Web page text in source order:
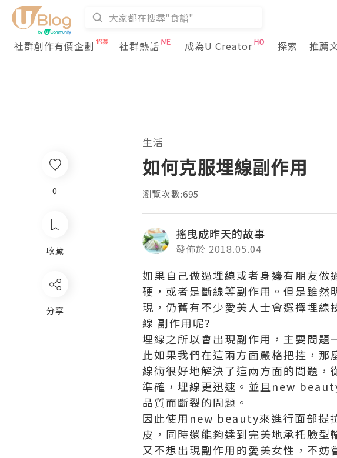
社群創作有價企劃 社群熱話 成為U Creator 探索 推薦
生活
如何克服埋線副作用
瀏覽次數:695
搖曳成昨天的故事
發佈於 2018.05.04
如果自己做過埋線或者身邊有朋友
硬，或者是斷線等副作用。但是雖
現，仍舊有不少愛美人士會選擇埋
線 副作用呢?
埋線之所以會出現副作用，主要問
此如果我們在這兩方面嚴格把控，
線術很好地解決了這兩方面的問題，
準確，埋線更迅速。並且new
品質而斷裂的問題。
因此使用new beauty來進行面部提
皮，同時還能夠達到完美地承托臉
又不想出現副作用的愛美女性，不
0
收藏
分享